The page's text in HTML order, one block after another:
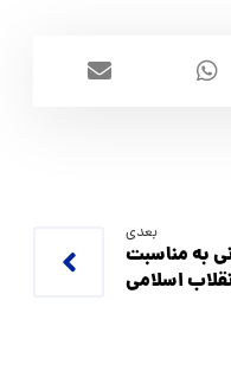
بعدی
به مناسبت
اسلامی